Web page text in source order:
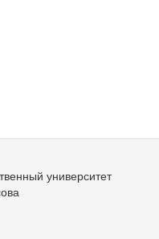
университет